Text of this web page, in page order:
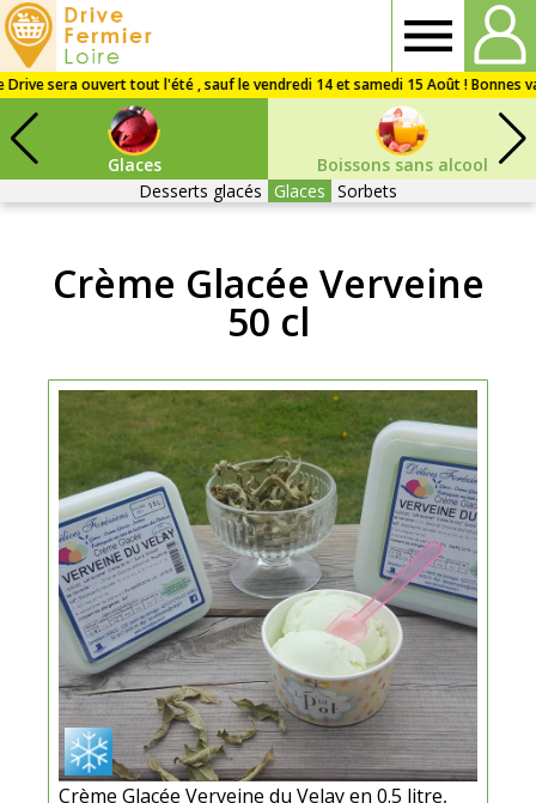
Loire
Glaces
Boissons sans alcool
Desserts glacés
Glaces Sorbets
Crème Glacée Verveine
50 cl
Crème Glacée Verveine du Velay en 0.5 litre,